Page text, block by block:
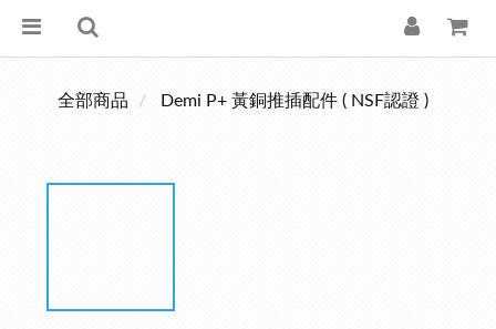
全部商品 Demi P+ 黃銅推插配件 ( NSF認證 )